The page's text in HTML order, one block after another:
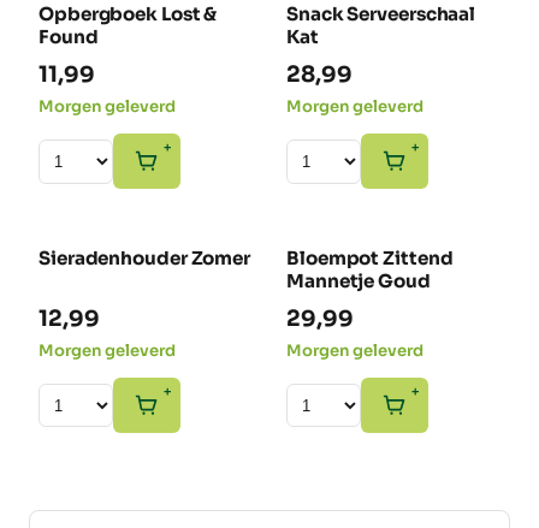
NIEUW
Opbergboek Lost &
Found
11,99
Morgen geleverd
+
NIEUW
Snack Serveerschaal
Kat
28,99
Morgen geleverd
+
NIEUW
Sieradenhouder Zomer
12,99
Morgen geleverd
+
NIEUW
Bloempot Zittend
Mannetje Goud
29,99
Morgen geleverd
+